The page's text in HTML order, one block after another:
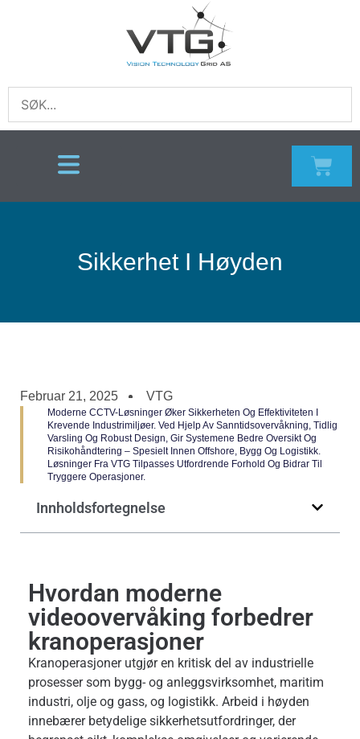
Sikkerhet I Høyden
Februar 21, 2025 VTG
Moderne CCTV-Løsninger Øker Sikkerheten Og Effektiviteten I
Krevende Industrimiljøer. Ved Hjelp Av Sanntidsovervåkning, Tidlig
Varsling Og Robust Design, Gir Systemene Bedre Oversikt Og
Risikohåndtering – Spesielt Innen Offshore, Bygg Og Logistikk.
Løsninger Fra VTG Tilpasses Utfordrende Forhold Og Bidrar Til
Tryggere Operasjoner.
Innholdsfortegnelse
Hvordan moderne
videoovervåking forbedrer
kranoperasjoner
Kranoperasjoner utgjør en kritisk del av industrielle
prosesser som bygg- og anleggsvirksomhet, maritim
industri, olje og gass, og logistikk. Arbeid i høyden
innebærer betydelige sikkerhetsutfordringer, der